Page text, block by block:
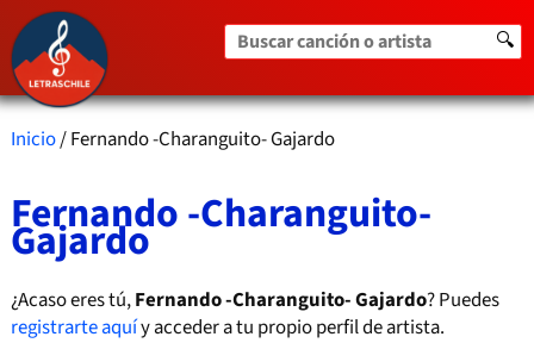
Buscar canción o artista 🔍
Inicio/ Fernando -Charanguito- Gajardo
Fernando -Charanguito-
Gajardo
¿Acaso eres tú,Fernando -Charanguito- Gajardo? Puedes
registrarte aquíy acceder a tu propio perfil de artista.